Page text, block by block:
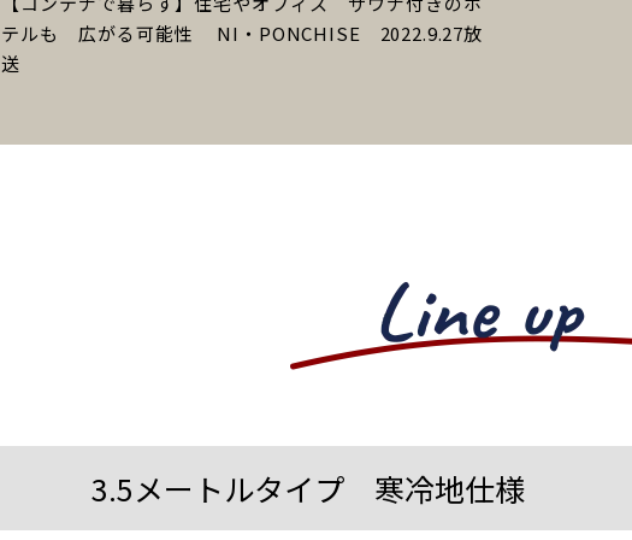
テルも 広がる可能性 NI・PONCHISE 2022.9.27放
送
3.5メートルタイプ 寒冷地仕様